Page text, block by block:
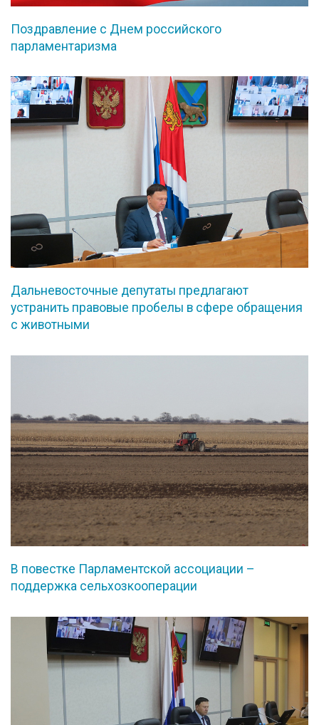
Поздравление с Днем российского
парламентаризма
Дальневосточные депутаты предлагают
устранить правовые пробелы в сфере обращения
с животными
В повестке Парламентской ассоциации –
поддержка сельхозкооперации